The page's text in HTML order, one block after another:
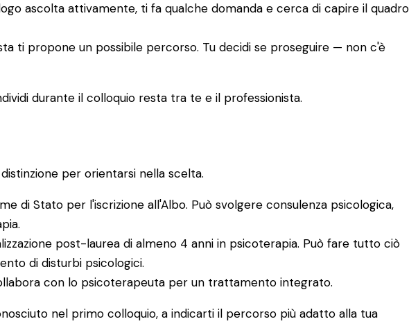
ascolta attivamente, ti fa qualche domanda e cerca di capire il quadro
ti propone un possibile percorso. Tu decidi se proseguire — non c'è
durante il colloquio resta tra te e il professionista.
per orientarsi nella scelta.
di Stato per l'iscrizione all'Albo. Può svolgere consulenza psicologica,
post-laurea di almeno 4 anni in psicoterapia. Può fare tutto ciò
di disturbi psicologici.
con lo psicoterapeuta per un trattamento integrato.
nel primo colloquio, a indicarti il percorso più adatto alla tua